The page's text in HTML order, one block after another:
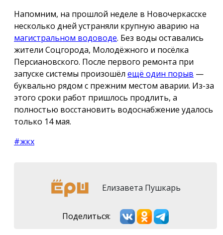
Напомним, на прошлой неделе в Новочеркасске
несколько дней устраняли крупную аварию на
магистральном водоводе. Без воды оставались
жители Соцгорода, Молодёжного и посёлка
Персиановского. После первого ремонта при
запуске системы произошёл ещё один порыв —
буквально рядом с прежним местом аварии. Из-за
этого сроки работ пришлось продлить, а
полностью восстановить водоснабжение удалось
только 14 мая.
#жкх
Елизавета Пушкарь
Поделиться: